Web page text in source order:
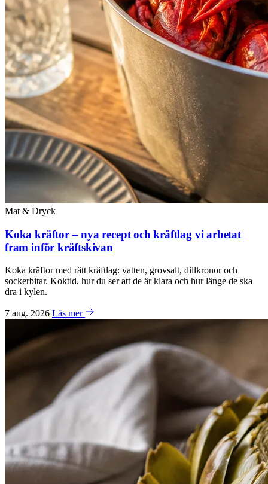
Mat & Dryck
Koka kräftor – nya recept och kräftlag vi arbetat
fram inför kräftskivan
Koka kräftor med rätt kräftlag: vatten, grovsalt, dillkronor och
sockerbitar. Koktid, hur du ser att de är klara och hur länge de ska
dra i kylen.
7 aug. 2026 Läs mer